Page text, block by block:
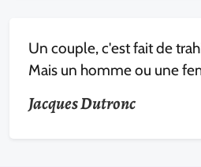
Un couple, c'est fait de
Mais un homme ou une
Jacques Dutronc